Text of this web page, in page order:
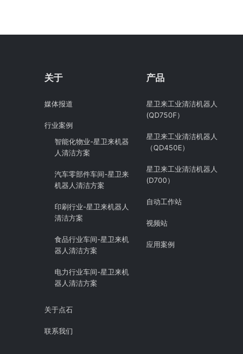
关于
媒体报道
行业案例
智能化物业-星卫来机器
人清洁方案
汽车零部件车间-星卫来
机器人清洁方案
印刷行业-星卫来机器人
清洁方案
食品行业车间-星卫来机
器人清洁方案
电力行业车间-星卫来机
器人清洁方案
关于点石
联系我们
产品
星卫来工业清洁机器人
(QD750F）
星卫来工业清洁机器人
（QD450E）
星卫来工业清洁机器人
(D700）
自动工作站
视频站
应用案例